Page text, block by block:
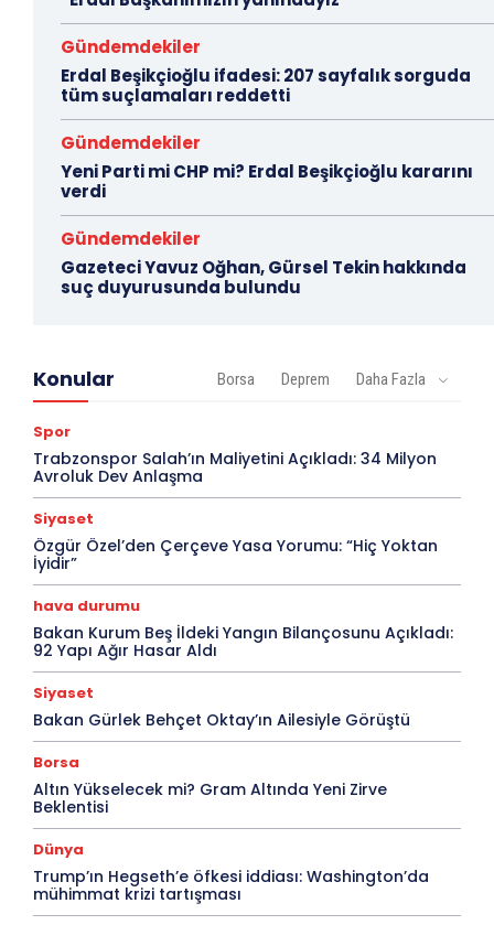
Gündemdekiler
Erdal Beşikçioğlu ifadesi: 207 sayfalık sorguda
tüm suçlamaları reddetti
Gündemdekiler
Yeni Parti mi CHP mi? Erdal Beşikçioğlu kararını
verdi
Gündemdekiler
Gazeteci Yavuz Oğhan, Gürsel Tekin hakkında
suç duyurusunda bulundu
Konular Borsa Deprem Daha Fazla
Spor
Trabzonspor Salah’ın Maliyetini Açıkladı: 34 Milyon
Avroluk Dev Anlaşma
Siyaset
Özgür Özel’den Çerçeve Yasa Yorumu: “Hiç Yoktan
İyidir”
hava durumu
Bakan Kurum Beş İldeki Yangın Bilançosunu Açıkladı:
92 Yapı Ağır Hasar Aldı
Siyaset
Bakan Gürlek Behçet Oktay’ın Ailesiyle Görüştü
Borsa
Altın Yükselecek mi? Gram Altında Yeni Zirve
Beklentisi
Dünya
Trump’ın Hegseth’e öfkesi iddiası: Washington’da
mühimmat krizi tartışması